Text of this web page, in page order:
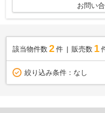
お問い
該当物件数 2件 販売数 1
絞り込み条件： なし